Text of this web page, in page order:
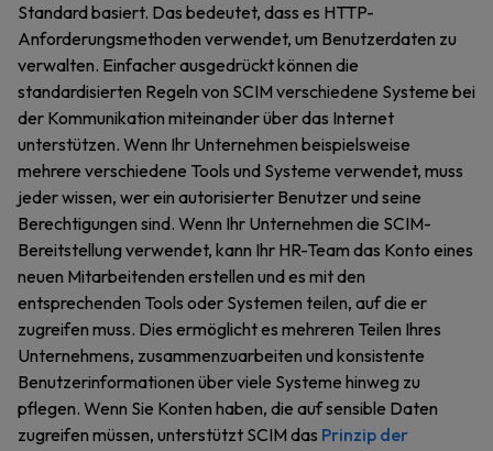
Standard basiert. Das bedeutet, dass es HTTP-
Anforderungsmethoden verwendet, um Benutzerdaten zu
verwalten. Einfacher ausgedrückt können die
standardisierten Regeln von SCIM verschiedene Systeme bei
der Kommunikation miteinander über das Internet
unterstützen. Wenn Ihr Unternehmen beispielsweise
mehrere verschiedene Tools und Systeme verwendet, muss
jeder wissen, wer ein autorisierter Benutzer und seine
Berechtigungen sind. Wenn Ihr Unternehmen die SCIM-
Bereitstellung verwendet, kann Ihr HR-Team das Konto eines
neuen Mitarbeitenden erstellen und es mit den
entsprechenden Tools oder Systemen teilen, auf die er
zugreifen muss. Dies ermöglicht es mehreren Teilen Ihres
Unternehmens, zusammenzuarbeiten und konsistente
Benutzerinformationen über viele Systeme hinweg zu
pflegen. Wenn Sie Konten haben, die auf sensible Daten
zugreifen müssen, unterstützt SCIM das Prinzip der